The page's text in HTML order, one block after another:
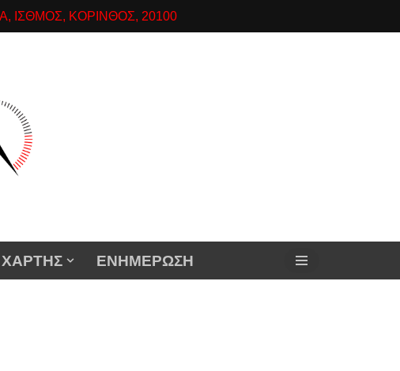
ΙΣΘΜΟΣ, ΚΟΡΙΝΘΟΣ, 20100
ΧΑΡΤΗΣ ΕΝΗΜΕΡΩΣΗ